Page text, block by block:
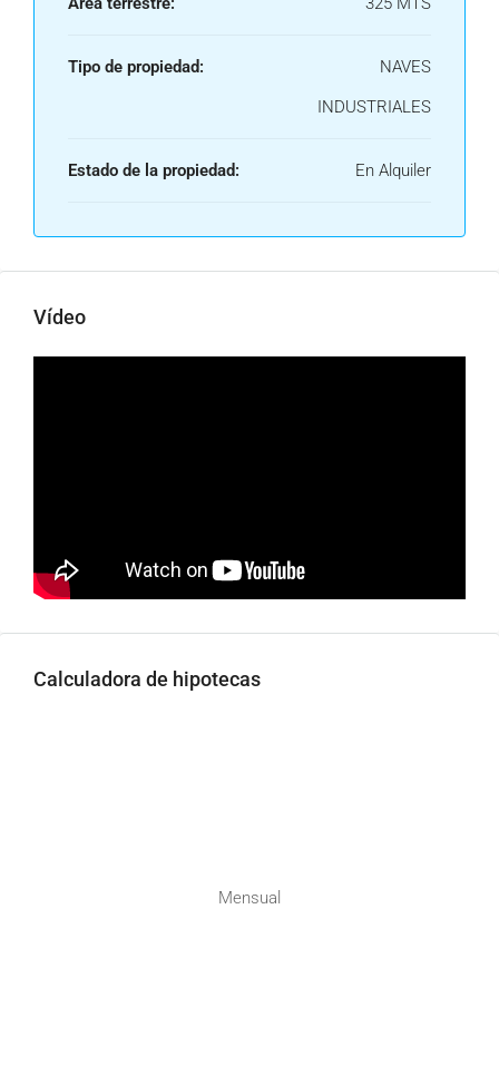
Tipo de propiedad:
NAVES
INDUSTRIALES
Estado de la propiedad: En Alquiler
Vídeo
Calculadora de hipotecas
Mensual